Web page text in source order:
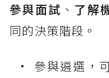
參與面試 、 了解
同的決策階段。
參與遴選，